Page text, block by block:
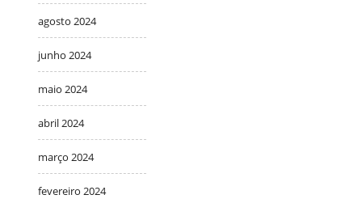
agosto 2024
junho 2024
maio 2024
abril 2024
março 2024
fevereiro 2024